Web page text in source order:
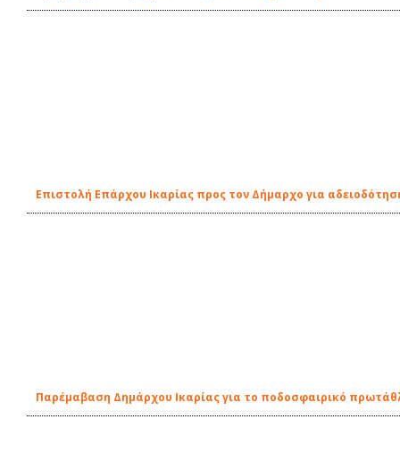
Επιστολή Επάρχου Ικαρίας προς τον Δήμαρχο για
Παρέμαβαση Δημάρχου Ικαρίας για το ποδοσφαιρικό